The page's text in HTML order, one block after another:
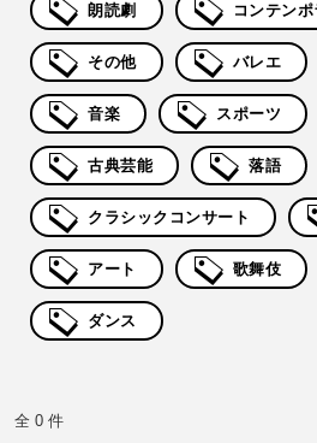
朗読劇 コンテン
その他 バレエ
音楽 スポーツ
古典芸能 落語
クラシックコンサート
アート 歌舞伎
ダンス
全 0 件